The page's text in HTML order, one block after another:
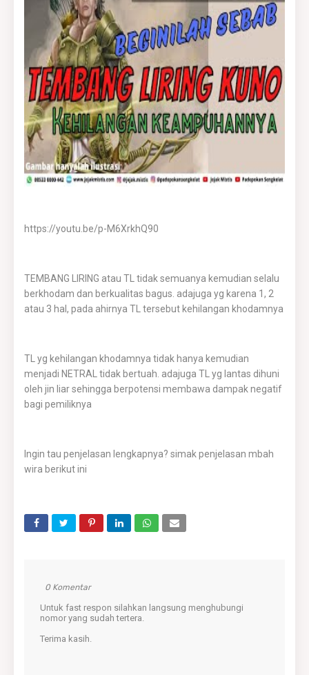
https://youtu.be/p-M6XrkhQ90
TEMBANG LIRING atau TL tidak semuanya kemudian selalu
berkhodam dan berkualitas bagus. adajuga yg karena 1, 2
atau 3 hal, pada ahirnya TL tersebut kehilangan khodamnya
TL yg kehilangan khodamnya tidak hanya kemudian
menjadi NETRAL tidak bertuah. adajuga TL yg lantas dihuni
oleh jin liar sehingga berpotensi membawa dampak negatif
bagi pemiliknya
Ingin tau penjelasan lengkapnya? simak penjelasan mbah
wira berikut ini
0 Komentar
Untuk fast respon silahkan langsung menghubungi
nomor yang sudah tertera.
Terima kasih.